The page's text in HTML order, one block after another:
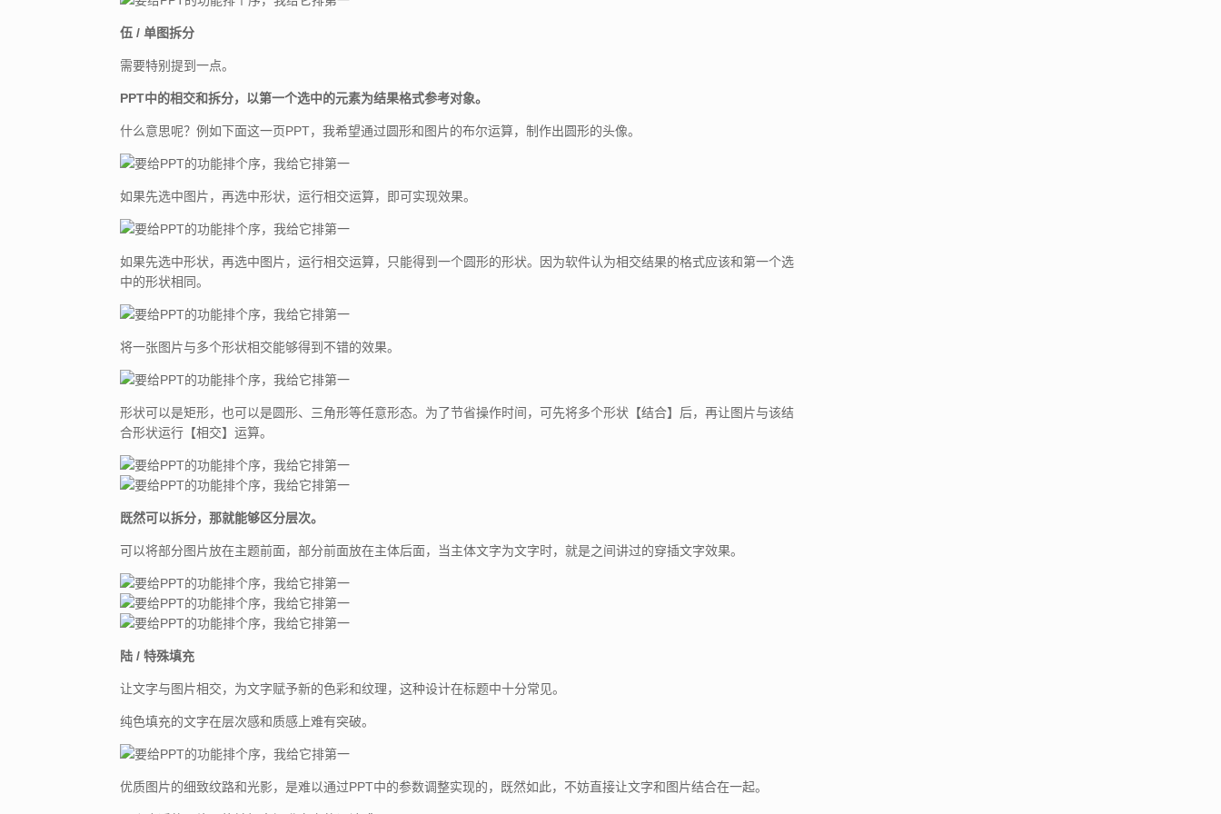
伍 / 单图拆分
需要特别提到一点。
PPT中的相交和拆分，以第一个选中的元素为结果格式参考对象。
什么意思呢？例如下面这一页PPT，我希望通过圆形和图片的布尔运算，制作出圆形的头像。
如果先选中图片，再选中形状，运行相交运算，即可实现效果。
如果先选中形状，再选中图片，运行相交运算，只能得到一个圆形的形状。因为软件认为相交结果的格式应该和第一个选
中的形状相同。
将一张图片与多个形状相交能够得到不错的效果。
形状可以是矩形，也可以是圆形、三角形等任意形态。为了节省操作时间，可先将多个形状【结合】后，再让图片与该结
合形状运行【相交】运算。
既然可以拆分，那就能够区分层次。
可以将部分图片放在主题前面，部分前面放在主体后面，当主体文字为文字时，就是之间讲过的穿插文字效果。
陆 / 特殊填充
让文字与图片相交，为文字赋予新的色彩和纹理，这种设计在标题中十分常见。
纯色填充的文字在层次感和质感上难有突破。
优质图片的细致纹路和光影，是难以通过PPT中的参数调整实现的，既然如此，不妨直接让文字和图片结合在一起。